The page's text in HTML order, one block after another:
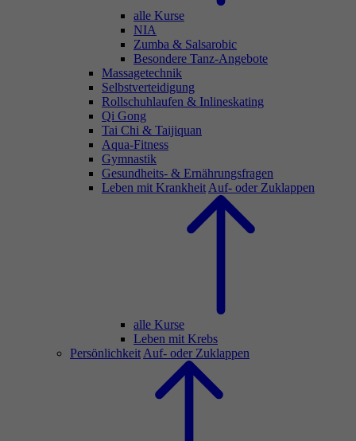
alle Kurse
NIA
Zumba & Salsarobic
Besondere Tanz-Angebote
Massagetechnik
Selbstverteidigung
Rollschuhlaufen & Inlineskating
Qi Gong
Tai Chi & Taijiquan
Aqua-Fitness
Gymnastik
Gesundheits- & Ernährungsfragen
Leben mit Krankheit Auf- oder Zuklappen
alle Kurse
Leben mit Krebs
Persönlichkeit Auf- oder Zuklappen